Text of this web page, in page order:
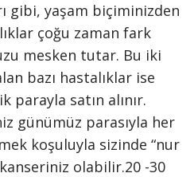
gibi, yaşam biçiminizden
çoğu zaman fark
mesken tutar. Bu iki
bazı hastalıklar ise
parayla satın alınır.
günümüz parasıyla her
koşuluyla sizinde “nur
olabilir.20 -30